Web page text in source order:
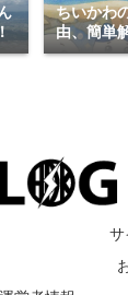
ちいかわ
由、簡単
わ 人魚の
サ